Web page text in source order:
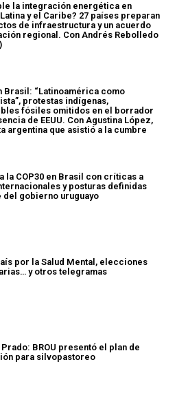
la integración energética en
y el Caribe? 27 países preparan
de infraestructura y un acuerdo
regional. Con Andrés Rebolledo
Brasil: “Latinoamérica como
protestas indígenas,
fósiles omitidos en el borrador
de EEUU. Con Agustina López,
argentina que asistió a la cumbre
la COP30 en Brasil con críticas a
y posturas definidas
del gobierno uruguayo
por la Salud Mental, elecciones
y otros telegramas
BROU presentó el plan de
para silvopastoreo